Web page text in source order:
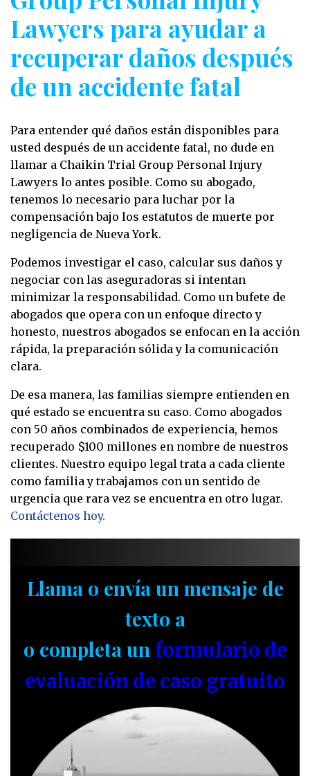
Lawyers para ayudar a
recuperar daños después
de un accidente fatal
Para entender qué daños están disponibles para
usted después de un accidente fatal, no dude en
llamar a Chaikin Trial Group Personal Injury
Lawyers lo antes posible. Como su abogado,
tenemos lo necesario para luchar por la
compensación bajo los estatutos de muerte por
negligencia de Nueva York.
Podemos investigar el caso, calcular sus daños y
negociar con las aseguradoras si intentan
minimizar la responsabilidad. Como un bufete de
abogados que opera con un enfoque directo y
honesto, nuestros abogados se enfocan en la acción
rápida, la preparación sólida y la comunicación
clara.
De esa manera, las familias siempre entienden en
qué estado se encuentra su caso. Como abogados
con 50 años combinados de experiencia, hemos
recuperado $100 millones en nombre de nuestros
clientes. Nuestro equipo legal trata a cada cliente
como familia y trabajamos con un sentido de
urgencia que rara vez se encuentra en otro lugar.
Contáctenos hoy.
Llama o envía un mensaje de
texto a
o completa un formulario de
evaluación de caso gratuito